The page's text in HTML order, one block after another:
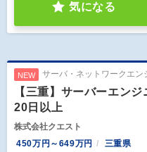
気になる
NEW サーバ・ネットワークエン
【三重】サーバーエン
20日以上
株式会社クエスト
450万円～649万円
三重県